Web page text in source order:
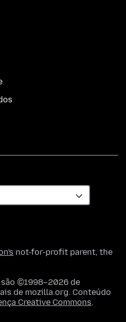
not-for-profit parent, the
©1998–2026 de
de mozilla.org. Conteúdo
Creative Commons.